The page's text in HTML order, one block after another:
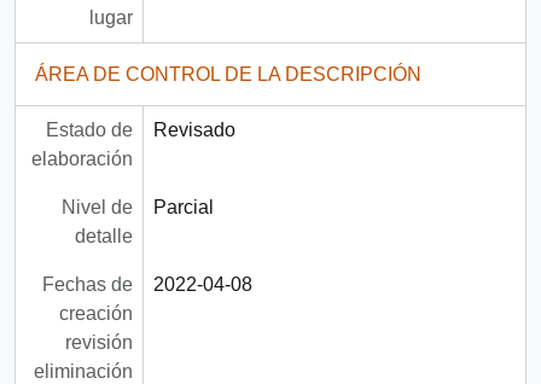
lugar
ÁREA DE CONTROL DE LA DESCRIPCIÓN
Estado de
elaboración
Revisado
Nivel de
detalle
Parcial
Fechas de
creación
revisión
eliminación
2022-04-08